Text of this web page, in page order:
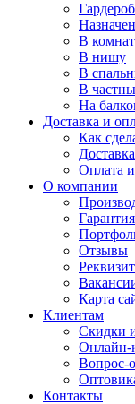
В
В нишу
В
В
На
Доставка и
Как
Доставка
Оплата и
О компании
Гарантия
Отзывы
Карта
Клиентам
Скидки
Онлайн-
Вопрос-
Контакты